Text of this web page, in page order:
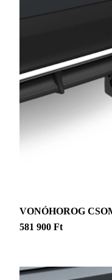
VONÓHOROG
581 900 Ft